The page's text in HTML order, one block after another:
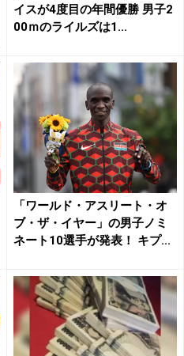
イスが4度目の年間優勝 男子2
00ｍのライルズは1...
「ワールド・アスリート・オ
ブ・ザ・イヤー」の男子ノミ
ネート10選手が発表！ キプ...